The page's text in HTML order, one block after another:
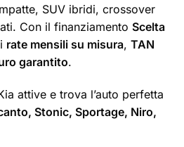
SUV ibridi, crossover
Con il finanziamento Scelta
rate mensili su misura, TAN
garantito.
attive e trova l’auto perfetta
Stonic, Sportage, Niro,